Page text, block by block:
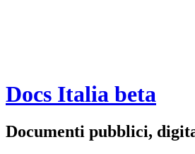
Docs Italia beta
Documenti pubblici,